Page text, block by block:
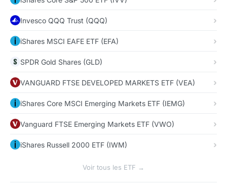
Invesco QQQ Trust (QQQ)
iShares MSCI EAFE ETF (EFA)
SPDR Gold Shares (GLD)
VANGUARD FTSE DEVELOPED MARKETS ETF (VEA)
iShares Core MSCI Emerging Markets ETF (IEMG)
Vanguard FTSE Emerging Markets ETF (VWO)
iShares Russell 2000 ETF (IWM)
Voir tous les ETF →